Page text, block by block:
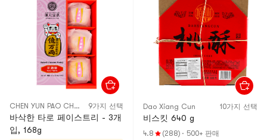
CHEN YUN PAO CHUAN 9가지 선택
바삭한 타로 페이스트리 - 3개
입, 168g
Dao Xiang Cun 10가지 선택
비스킷 640 g
4.8 (288) · 500+ 판매